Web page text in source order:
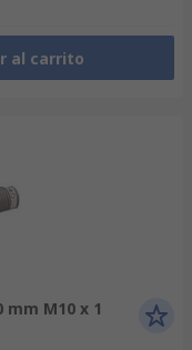
al carrito
mm M10 x 1